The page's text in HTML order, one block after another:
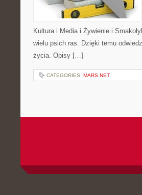
Kultura i Media i Żywienie i
wielu psich ras. Dzięki temu
życia. Opisy […]
CATEGORIES: MARS.NET